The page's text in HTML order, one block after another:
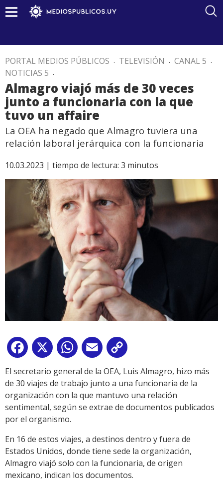
PORTAL MEDIOS PÚBLICOS . TELEVISIÓN . CANAL 5 .
NOTICIAS 5 .
Almagro viajó más de 30 veces
junto a funcionaria con la que
tuvo un affaire
La OEA ha negado que Almagro tuviera una
relación laboral jerárquica con la funcionaria
10.03.2023 | tiempo de lectura: 3 minutos
Facebook
X WhatsApp
Email
Link
El secretario general de la OEA, Luis Almagro, hizo más
de 30 viajes de trabajo junto a una funcionaria de la
organización con la que mantuvo una relación
sentimental, según se extrae de documentos publicados
por el organismo.
En 16 de estos viajes, a destinos dentro y fuera de
Estados Unidos, donde tiene sede la organización,
Almagro viajó solo con la funcionaria, de origen
mexicano, indican los documentos.